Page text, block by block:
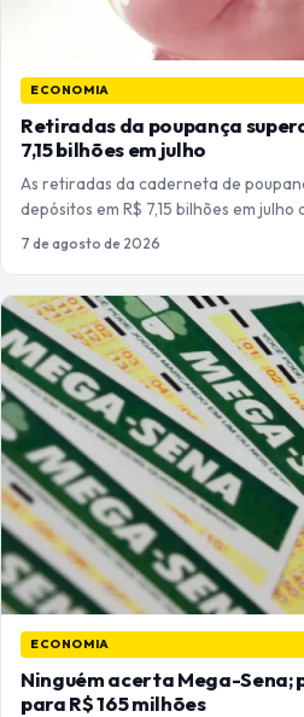
ECONOMIA
Retiradas da poupança
7,15 bilhões em julho
As retiradas da caderneta de
depósitos em R$ 7,15 bilhões em julho
7 de agosto de 2026
ECONOMIA
Ninguém acerta Mega-Sena;
para R$ 165 milhões